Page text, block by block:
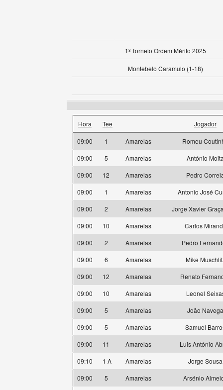
1º Torneio Ordem Mérito 2025
Montebelo Caramulo (1-18)
Hora Tee Jogador
09:00 1 Amarelas
Romeu
09:00
5 Amarelas
António
09:00
12 Amarelas
Pedro
09:00
1 Amarelas
Antonio José
09:00
2 Amarelas
Jorge Xavier
09:00
10 Amarelas
Carlos
09:00
2 Amarelas
Pedro
09:00
6 Amarelas
Mike
09:00
12 Amarelas
Renato
09:00
10 Amarelas
Leonel
09:00
5 Amarelas
João Navega
09:00
5 Amarelas
Samuel
09:00
11 Amarelas
Luis António
09:10
1 A Amarelas
Jorge Sousa
09:00
5 Amarelas
Arsénio